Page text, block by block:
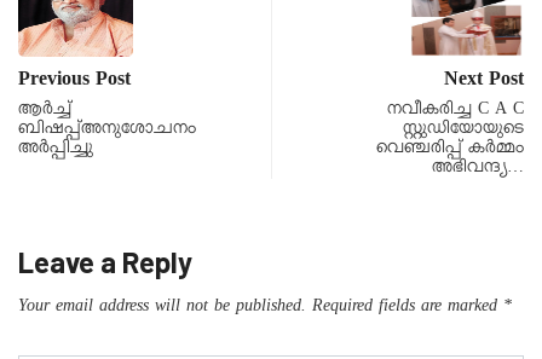
Previous Post
ആർച്ച്
ബിഷപ്പ്അനുശോചനം
അർപ്പിച്ചു
Next Post
നവീകരിച്ച C A C
സ്റ്റുഡിയോയുടെ
വെഞ്ചരിപ്പ് കർമ്മം
അഭിവന്ദ്യ…
Leave a Reply
Your email address will not be published. Required fields are marked *